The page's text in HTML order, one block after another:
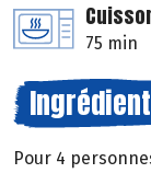
75 min
Pour 4